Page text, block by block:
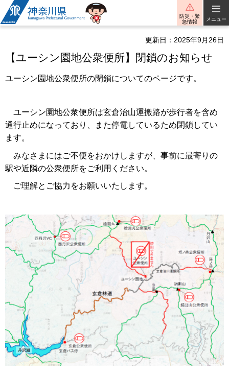
神奈川県
防災・緊
急情報
メニュー
更新日：2025年9月26日
【ユーシン園地公衆便所】閉鎖のお知らせ
ユーシン園地公衆便所の閉鎖についてのページです。
ユーシン園地公衆便所は玄倉治山運搬路が歩行者を含め
通行止めになっており、また停電しているため閉鎖してい
ます。
みなさまにはご不便をおかけしますが、事前に最寄りの
駅や近隣の公衆便所をご利用ください。
ご理解とご協力をお願いいたします。